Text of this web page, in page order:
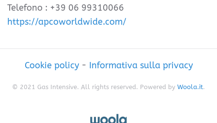
Telefono : +39 06 99310066
https://apcoworldwide.com/
Cookie policy- Informativa sulla privacy
© 2021 Gas Intensive. All rights reserved. Powered by Woola.it.